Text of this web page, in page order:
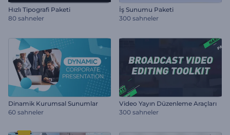
Hızlı Tipografi Paketi
80 sahneler
İş Sunumu Paketi
300 sahneler
Dinamik Kurumsal Sunumlar
60 sahneler
Video Yayın Düzenleme Araçları
300 sahneler